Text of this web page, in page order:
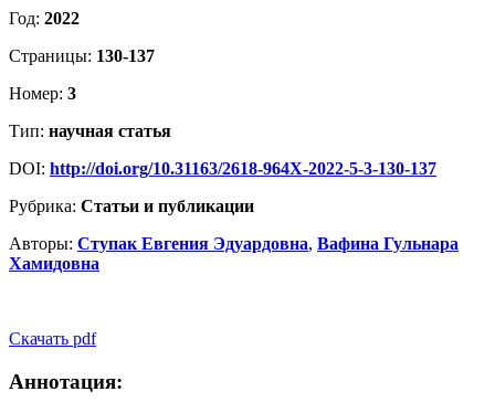
Год: 2022
Страницы: 130-137
Номер: 3
Тип: научная статья
DOI: http://doi.org/10.31163/2618-964X-2022-5-3-130-137
Рубрика: Статьи и публикации
Авторы: Ступак Евгения Эдуардовна, Вафина Гульнара
Хамидовна
Скачать pdf
Аннотация: